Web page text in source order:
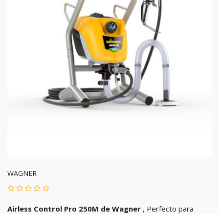
WAGNER
Airless Control Pro 250M de Wagner , Perfecto para